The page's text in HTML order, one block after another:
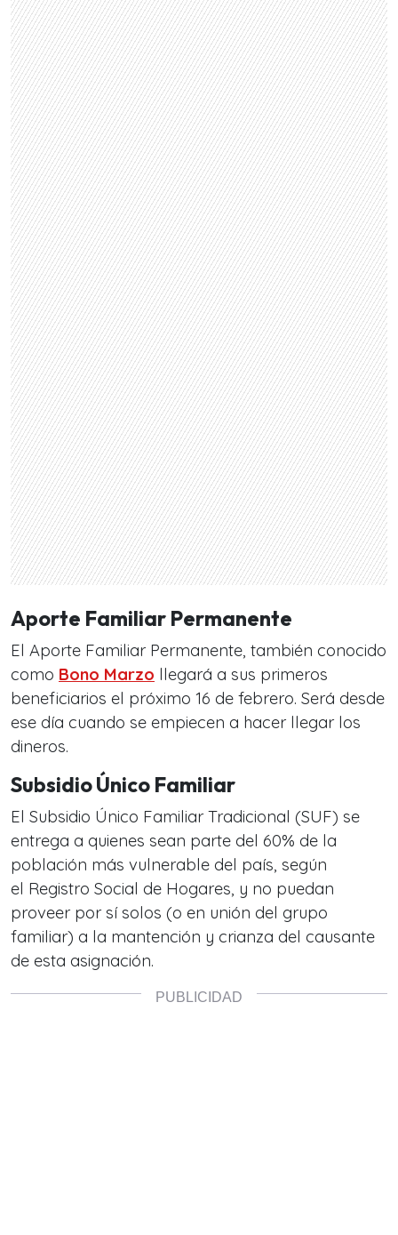
Aporte Familiar Permanente
El Aporte Familiar Permanente, también conocido
como Bono Marzo llegará a sus primeros
beneficiarios el próximo 16 de febrero. Será desde
ese día cuando se empiecen a hacer llegar los
dineros.
Subsidio Único Familiar
El Subsidio Único Familiar Tradicional (SUF) se
entrega a quienes sean parte del 60% de la
población más vulnerable del país, según
el Registro Social de Hogares, y no puedan
proveer por sí solos (o en unión del grupo
familiar) a la mantención y crianza del causante
de esta asignación.